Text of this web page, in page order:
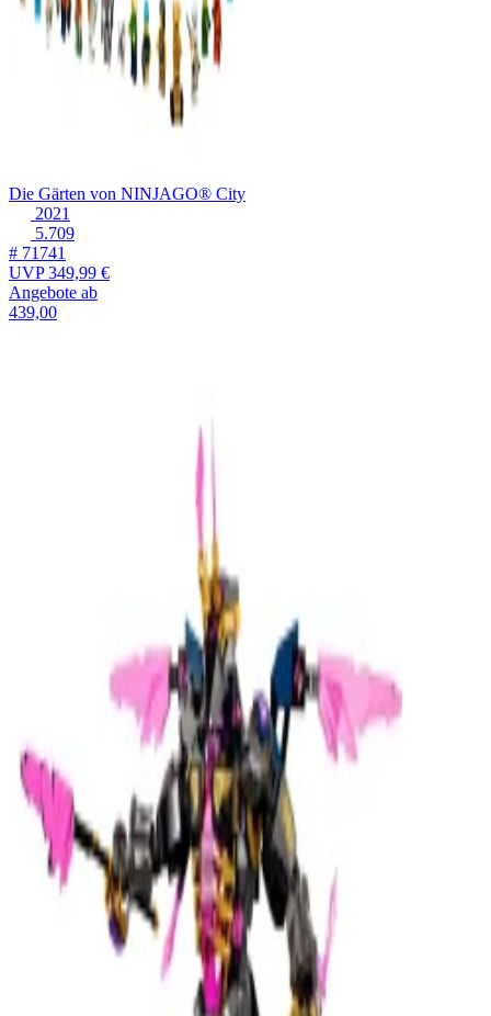
Die Gärten von NINJAGO® City
2021
5.709
# 71741
UVP349,99 €
Angebote ab
439,00